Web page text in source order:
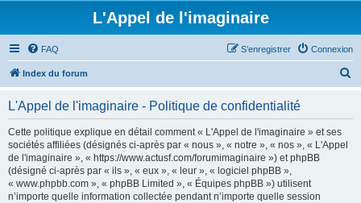
L'Appel de l'imaginaire
FAQ Connexion
S’enregistrer
Index du forum
L'Appel de l'imaginaire - Politique de confidentialité
Cette politique explique en détail comment « L'Appel de l'imaginaire » et ses
sociétés affiliées (désignés ci-après par « nous », « notre », « nos », « L'Appel
de l'imaginaire », « https://www.actusf.com/forumimaginaire ») et phpBB
(désigné ci-après par « ils », « eux », « leur », « logiciel phpBB »,
« www.phpbb.com », « phpBB Limited », « Équipes phpBB ») utilisent
n’importe quelle information collectée pendant n’importe quelle session